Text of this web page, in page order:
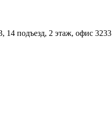
14 подъезд, 2 этаж, офис 3233